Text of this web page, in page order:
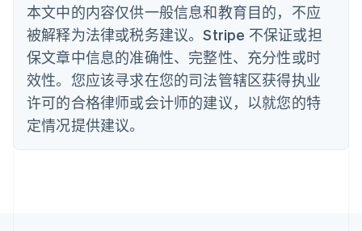
本文中的内容仅供一般信息和教育目的，不应
被解释为法律或税务建议。Stripe 不保证或担
保文章中信息的准确性、完整性、充分性或时
效性。您应该寻求在您的司法管辖区获得执业
许可的合格律师或会计师的建议，以就您的特
定情况提供建议。
丹麦
English
德国
DeutschEnglish
法国
FrançaisEnglish
芬兰
EnglishSvenska